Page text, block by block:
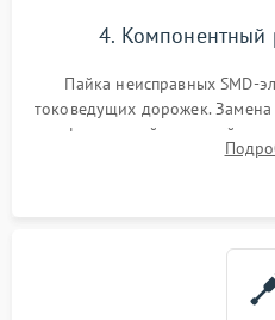
4. Компонентный
Пайка неисправных SMD-
токоведущих дорожек. Замена
инфракрасной паяльной
BIOS или замена